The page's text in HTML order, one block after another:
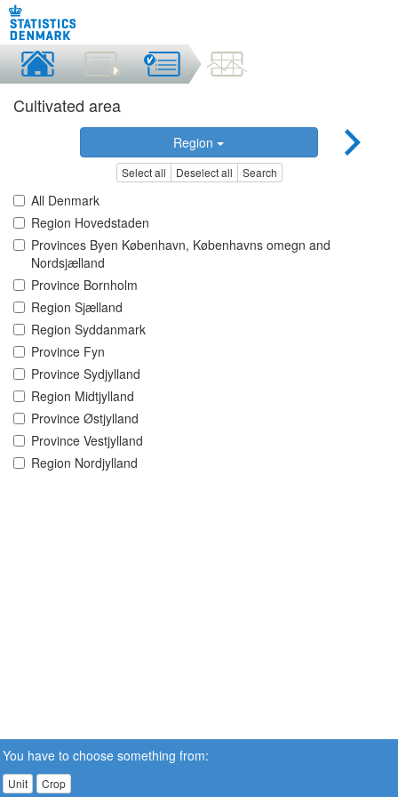
Cultivated area
Region
Select all Deselect all Search
All Denmark
Region Hovedstaden
Provinces Byen København, Københavns omegn and
Nordsjælland
Province Bornholm
Region Sjælland
Region Syddanmark
Province Fyn
Province Sydjylland
Region Midtjylland
Province Østjylland
Province Vestjylland
Region Nordjylland
You have to choose something from:
Unit Crop